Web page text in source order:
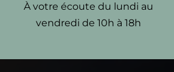
À votre écoute du lundi au
vendredi de 10h à 18h